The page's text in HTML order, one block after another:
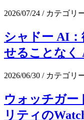
2026/07/24 / カテゴリ
シャドー AI
せることなく
2026/06/30 / カテゴリ
ウォッチガー
リティの